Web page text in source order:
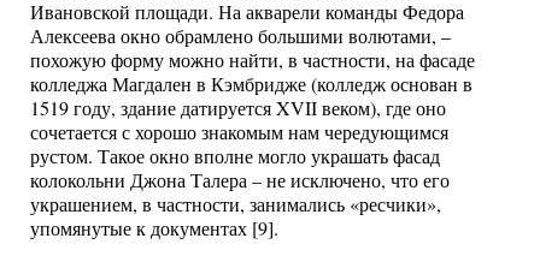
Ивановской площади. На акварели команды Федора
Алексеева окно обрамлено большими волютами, –
похожую форму можно найти, в частности, на фасаде
колледжа Магдален в Кэмбридже (колледж основан в
1519 году, здание датируется XVII веком), где оно
сочетается с хорошо знакомым нам чередующимся
рустом. Такое окно вполне могло украшать фасад
колокольни Джона Талера – не исключено, что его
украшением, в частности, занимались «ресчики»,
упомянутые к документах [9].